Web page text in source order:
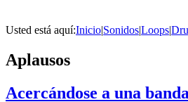
Usted está aquí:Inicio|Sonidos|Loops|
Aplausos
Acercándose a una